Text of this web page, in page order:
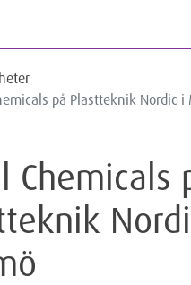
på Plastteknik Nordic i
Chemicals